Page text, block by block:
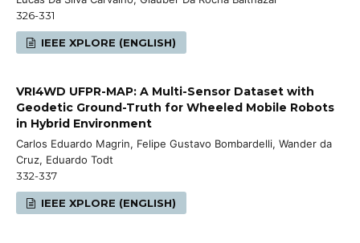
326-331
IEEE XPLORE (ENGLISH)
VRI4WD UFPR-MAP: A Multi-Sensor Dataset with
Geodetic Ground-Truth for Wheeled Mobile Robots
in Hybrid Environment
Carlos Eduardo Magrin, Felipe Gustavo Bombardelli, Wander da
Cruz, Eduardo Todt
332-337
IEEE XPLORE (ENGLISH)